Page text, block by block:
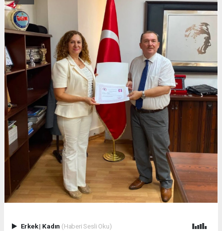
Erkek| Kadın (Haberi Sesli Oku)